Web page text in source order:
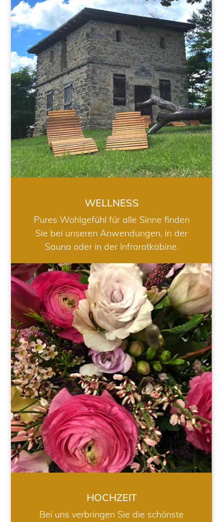
WELLNESS
WELLNESS
Pures Wohlgefühl für alle Sinne finden
Sie bei unseren Anwendungen, in der
Sauna oder in der Infrarotkabine.
HOCHZEIT
HOCHZEIT
Bei uns verbringen Sie die schönste